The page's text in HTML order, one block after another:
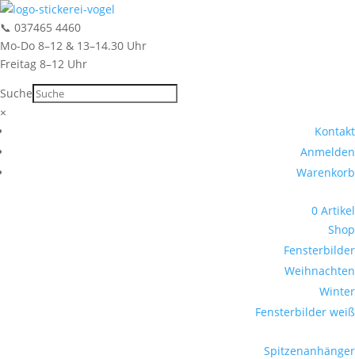
📞 037465 4460
Mo-Do 8–12 & 13–14.30 Uhr
Freitag 8–12 Uhr
Suche
×
Kontakt
Anmelden
Warenkorb
0 Artikel
Shop
Fensterbilder
Weihnachten
Winter
Fensterbilder weiß
Spitzenanhänger